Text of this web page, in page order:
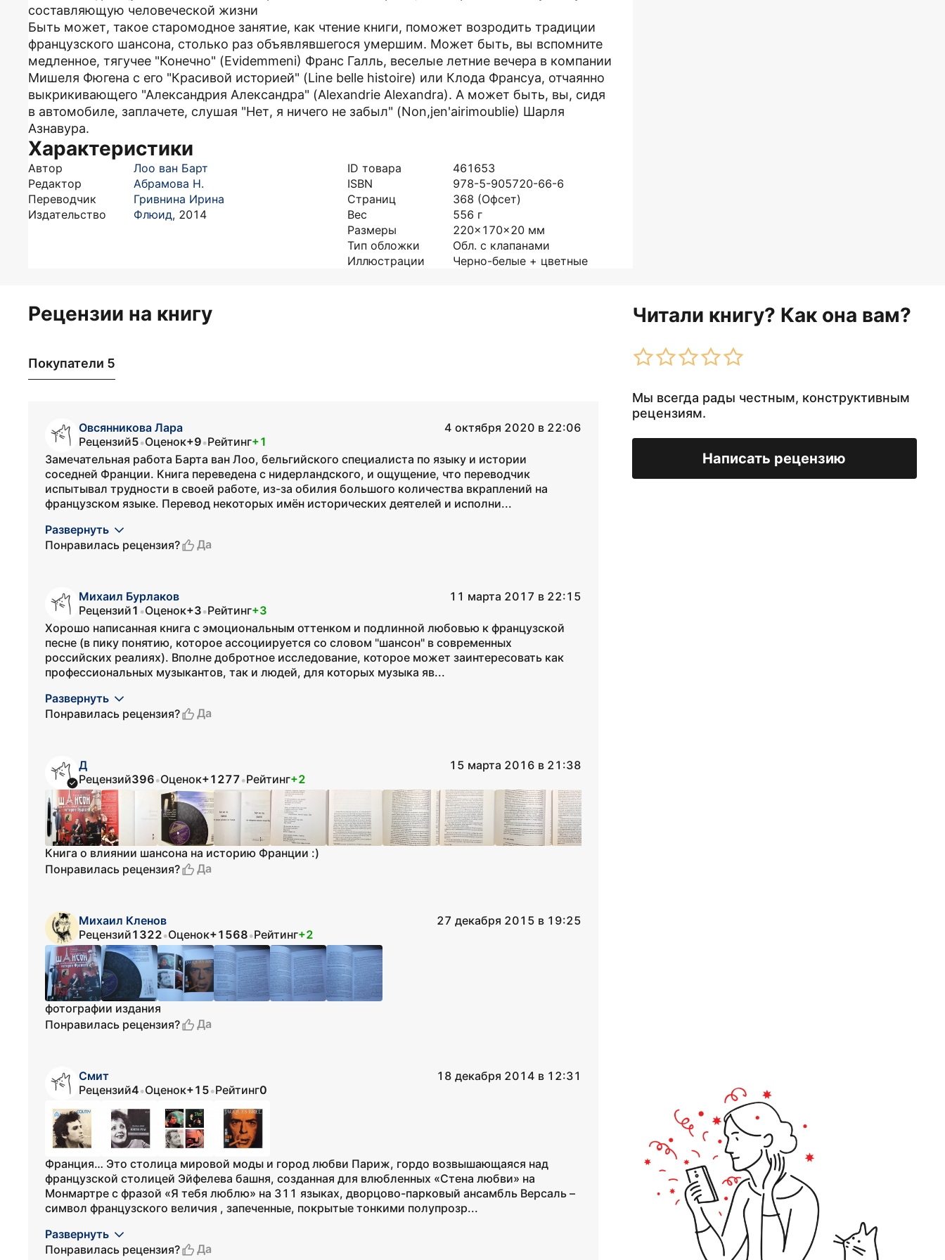
составляющую человеческой жизни
Быть может, такое старомодное занятие, как чтение книги, поможет возродить традиции
французского шансона, столько раз объявлявшегося умершим. Может быть, вы вспомните
медленное, тягучее "Конечно" (Evidemmeni) Франс Галль, веселые летние вечера в компании
Мишеля Фюгена с его "Красивой историей" (Line belle histoire) или Клода Франсуа, отчаянно
выкрикивающего "Александрия Александра" (Alexandrie Alexandra). А может быть, вы, сидя
в автомобиле, заплачете, слушая "Нет, я ничего не забыл" (Non,jen'airimoublie) Шарля
Азнавура.
Характеристики
Автор
Лоо ван Барт
Редактор
Абрамова Н.
Переводчик
Гривнина Ирина
Издательство
Флюид, 2014
ID товара
461653
ISBN
978-5-905720-66-6
Страниц
368 (Офсет)
Вес
556 г
Размеры
220x170x20 мм
Тип обложки
Обл. с клапанами
Иллюстрации
Черно-белые + цветные
Рецензии на книгу Читали книгу? Как она вам?
Мы всегда рады честным, конструктивным
рецензиям.
Написать рецензию
Покупатели 5
Овсянникова Лара
4 октября 2020 в 22:06
Рецензий5•Оценок+9•Рейтинг+1
Замечательная работа Барта ван Лоо, бельгийского специалиста по языку и истории
соседней Франции. Книга переведена с нидерландского, и ощущение, что переводчик
испытывал трудности в своей работе, из-за обилия большого количества вкраплений на
французском языке. Перевод некоторых имён исторических деятелей и исполни...
Развернуть
Понравилась рецензия?
Да
Михаил Бурлаков
11 марта 2017 в 22:15
Рецензий1 •Оценок+3•Рейтинг+3
Хорошо написанная книга с эмоциональным оттенком и подлинной любовью к французской
песне (в пику понятию, которое ассоциируется со словом "шансон" в современных
российских реалиях). Вполне добротное исследование, которое может заинтересовать как
профессиональных музыкантов, так и людей, для которых музыка яв...
Развернуть
Понравилась рецензия?
Да
Д
15 марта 2016 в 21:38
Рецензий396•Оценок+1277•Рейтинг+2
Книга о влиянии шансона на историю Франции :)
Понравилась рецензия?
Да
Михаил Кленов
27 декабря 2015 в 19:25
Рецензий1322•Оценок+1568•Рейтинг+2
фотографии издания
Понравилась рецензия?
Да
Смит
18 декабря 2014 в 12:31
Рецензий4•Оценок+15•Рейтинг0
Франция… Это столица мировой моды и город любви Париж, гордо возвышающаяся над
французской столицей Эйфелева башня, созданная для влюбленных «Стена любви» на
Монмартре с фразой «Я тебя люблю» на 311 языках, дворцово-парковый ансамбль Версаль –
символ французского величия , запеченные, покрытые тонкими полупрозр...
Развернуть
Понравилась рецензия?
Да